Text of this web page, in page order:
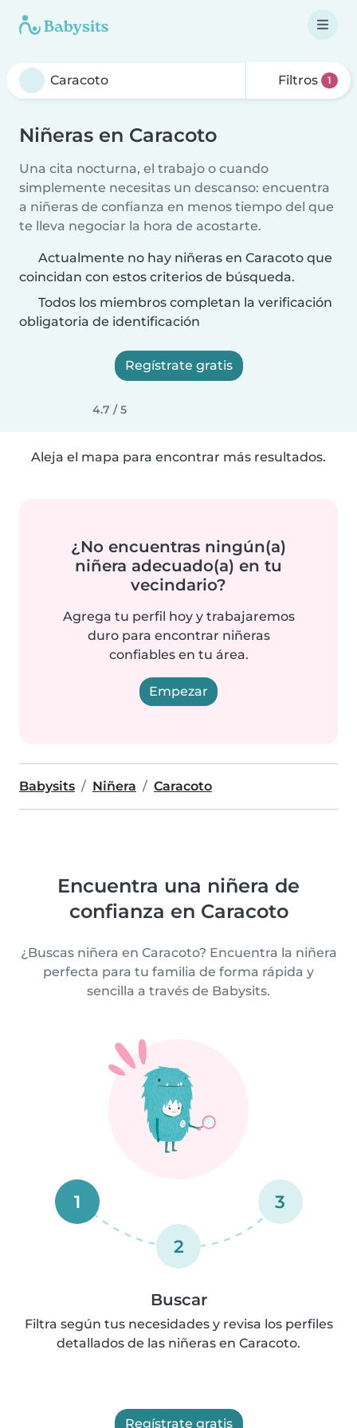
Filtros 1
Niñeras en Caracoto
Una cita nocturna, el trabajo o cuando
simplemente necesitas un descanso: encuentra
a niñeras de confianza en menos tiempo del que
te lleva negociar la hora de acostarte.
Actualmente no hay niñeras en Caracoto que
coincidan con estos criterios de búsqueda.
Todos los miembros completan la verificación
obligatoria de identificación
Regístrate gratis
4.7 / 5
Aleja el mapa para encontrar más resultados.
¿No encuentras ningún(a)
niñera adecuado(a) en tu
vecindario?
Agrega tu perfil hoy y trabajaremos
duro para encontrar niñeras
confiables en tu área.
Empezar
Babysits Niñera Caracoto
Encuentra una niñera de
confianza en Caracoto
¿Buscas niñera en Caracoto? Encuentra la niñera
perfecta para tu familia de forma rápida y
sencilla a través de Babysits.
1
2
3
Buscar
Filtra según tus necesidades y revisa los perfiles
detallados de las niñeras en Caracoto.
Regístrate gratis